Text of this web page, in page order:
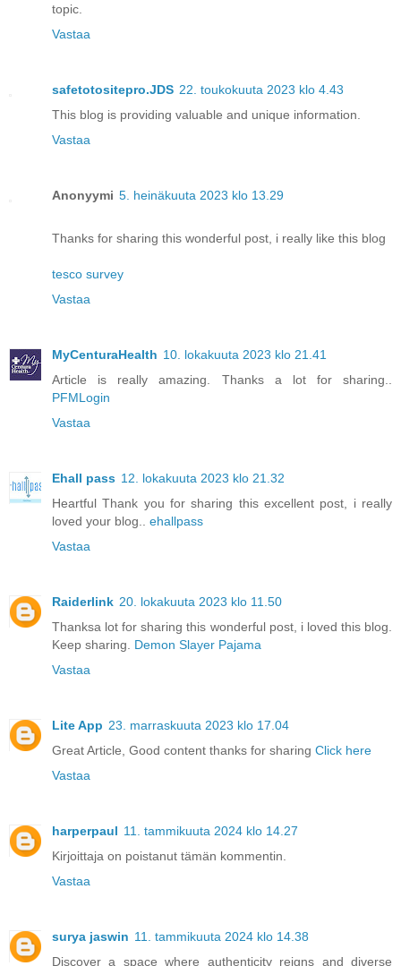
topic.
Vastaa
safetotositepro.JDS 22. toukokuuta 2023 klo 4.43
This blog is providing valuable and unique information.
Vastaa
Anonyymi 5. heinäkuuta 2023 klo 13.29
Thanks for sharing this wonderful post, i really like this blog
tesco survey
Vastaa
MyCenturaHealth 10. lokakuuta 2023 klo 21.41
Article is really amazing. Thanks a lot for sharing..
PFMLogin
Vastaa
Ehall pass 12. lokakuuta 2023 klo 21.32
Heartful Thank you for sharing this excellent post, i really
loved your blog.. ehallpass
Vastaa
Raiderlink 20. lokakuuta 2023 klo 11.50
Thanksa lot for sharing this wonderful post, i loved this blog.
Keep sharing. Demon Slayer Pajama
Vastaa
Lite App 23. marraskuuta 2023 klo 17.04
Great Article, Good content thanks for sharing Click here
Vastaa
harperpaul 11. tammikuuta 2024 klo 14.27
Kirjoittaja on poistanut tämän kommentin.
Vastaa
surya jaswin 11. tammikuuta 2024 klo 14.38
Discover a space where authenticity reigns and diverse